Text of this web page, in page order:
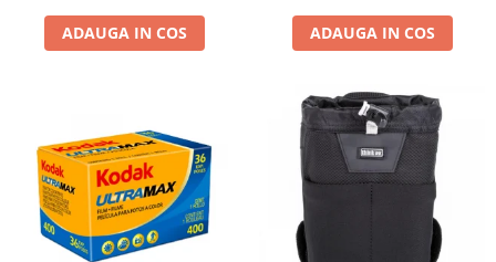
ADAUGA IN COS ADAUGA IN COS